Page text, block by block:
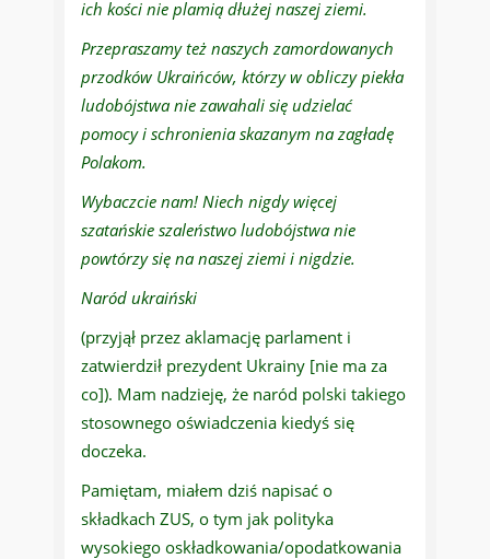
ich kości nie plamią dłużej naszej ziemi.
Przepraszamy też naszych zamordowanych
przodków Ukraińców, którzy w obliczy piekła
ludobójstwa nie zawahali się udzielać
pomocy i schronienia skazanym na zagładę
Polakom.
Wybaczcie nam! Niech nigdy więcej
szatańskie szaleństwo ludobójstwa nie
powtórzy się na naszej ziemi i nigdzie.
Naród ukraiński
(przyjął przez aklamację parlament i
zatwierdził prezydent Ukrainy [nie ma za
co]). Mam nadzieję, że naród polski takiego
stosownego oświadczenia kiedyś się
doczeka.
Pamiętam, miałem dziś napisać o
składkach ZUS, o tym jak polityka
wysokiego oskładkowania/opodatkowania